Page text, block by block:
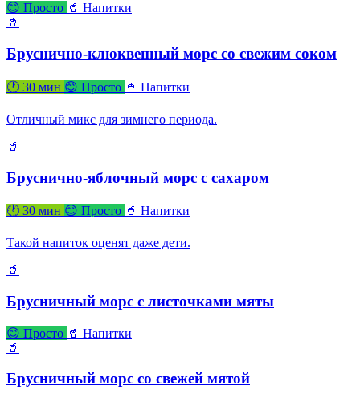
😊 Просто 🥤 Напитки
🥤
Бруснично-клюквенный морс со свежим соком
🕐 30 мин 😊 Просто 🥤 Напитки
Отличный микс для зимнего периода.
🥤
Бруснично-яблочный морс с сахаром
🕐 30 мин 😊 Просто 🥤 Напитки
Такой напиток оценят даже дети.
🥤
Брусничный морс с листочками мяты
😊 Просто 🥤 Напитки
🥤
Брусничный морс со свежей мятой